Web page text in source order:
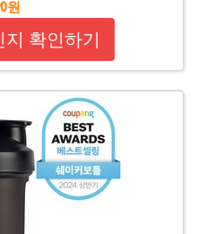
원
확인하기